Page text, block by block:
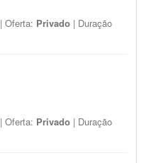
| Oferta: Privado | Duração
| Oferta: Privado | Duração